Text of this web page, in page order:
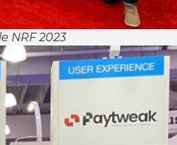
NRF 2023